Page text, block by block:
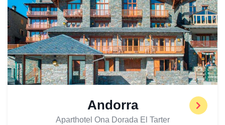
Andorra
Aparthotel Ona Dorada El Tarter